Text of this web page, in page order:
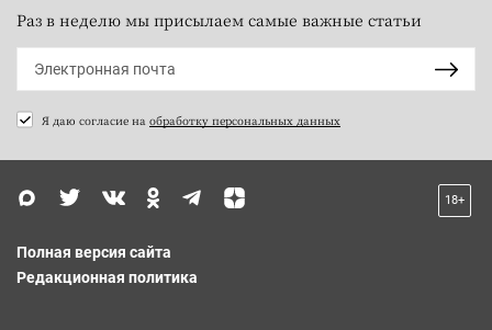
Раз в неделю мы присылаем самые важные статьи
Я даю согласие на обработку персональных данных
18+
Полная версия сайта
Редакционная политика